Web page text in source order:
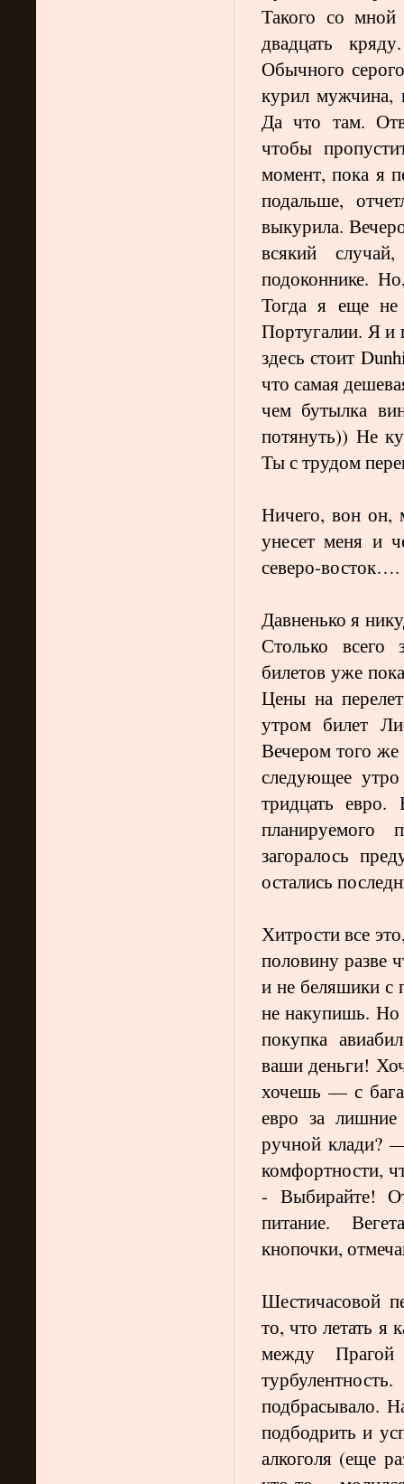
Такого со мной
двадцать
Обычного
курил мужчина,
Да что там.
чтобы
момент, пока я
подальше,
выкурила.
всякий
подоконнике.
Тогда я еще не
Португалии. Я и
здесь стоит
что самая
чем бутылка
потянуть)) Не
Ты с трудом
Ничего, вон он,
унесет меня и
северо-восток….
Давненько я
Столько всего
билетов уже
Цены на
утром билет
Вечером того
следующее
тридцать
планируемого
загоралось
остались
Хитрости все
половину разве
и не беляшики с
не накупишь. Но
покупка
ваши деньги!
хочешь — с
евро за
ручной клади?
комфортности,
- Выбирайте!
питание.
кнопочки,
Шестичасовой
то, что летать я
между
подбрасывало.
подбодрить и
алкоголя (еще